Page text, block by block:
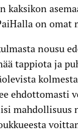
kaksikon
on omat
nousu
tappiota ja
kolmesta
ehdottomasti
mahdollisuus